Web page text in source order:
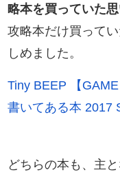
略本を買っていた
攻略本だけ買って
しめました。
Tiny BEEP 【
書いてある本 2017
どちらの本も、主